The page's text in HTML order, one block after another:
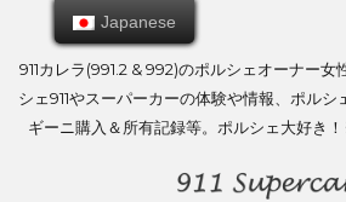
911カレラ(991.2 & 992)のポルシェオーナー
シェ911やスーパーカーの体験や情報、ポル
ギーニ購入＆所有記録等。ポルシェ大好き
Japanese
Japanese